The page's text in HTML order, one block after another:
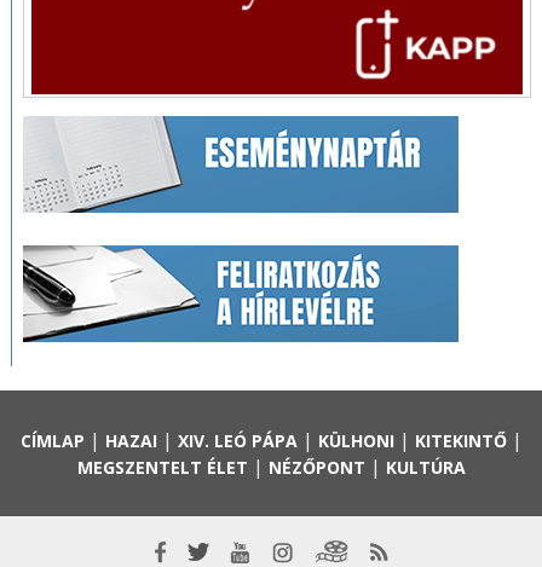
CÍMLAP | HAZAI | XIV. LEÓ PÁPA| KÜLHONI | KITEKINTŐ|
MEGSZENTELT ÉLET | NÉZŐPONT | KULTÚRA